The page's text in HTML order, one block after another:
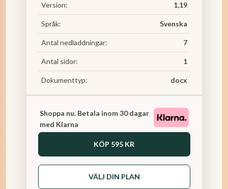
Version: 1,19
Språk: Svenska
Antal nedladdningar: 7
Antal sidor: 1
Dokumenttyp: docx
Shoppa nu. Betala inom 30 dagar
med Klarna
KÖP 595 KR
VÄLJ DIN PLAN